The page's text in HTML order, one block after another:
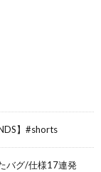
】#shorts
バグ/仕様17連発